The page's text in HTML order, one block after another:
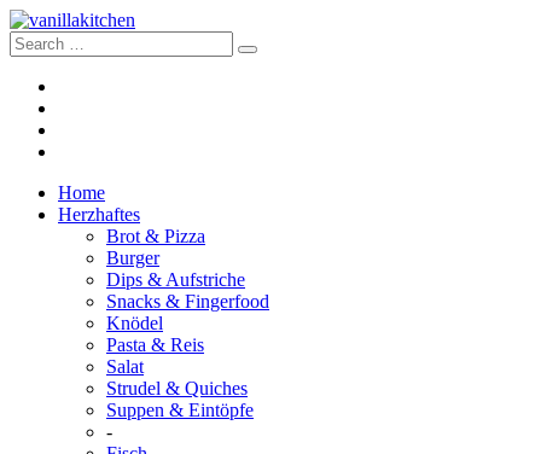
Home
Herzhaftes
Brot & Pizza
Burger
Dips & Aufstriche
Snacks & Fingerfood
Knödel
Pasta & Reis
Salat
Strudel & Quiches
Suppen & Eintöpfe
-